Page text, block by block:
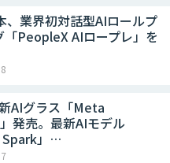
、業界初対話型AIロールプ
「PeopleX AIロープレ」を
AIグラス「Meta
発売。最新AIモデル
Spark」…